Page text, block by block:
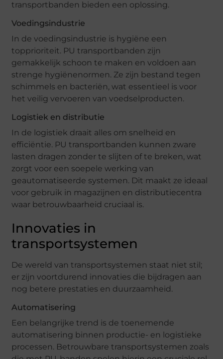
transportbanden bieden een oplossing.
Voedingsindustrie
In de voedingsindustrie is hygiëne een
topprioriteit. PU transportbanden zijn
gemakkelijk schoon te maken en voldoen aan
strenge hygiënenormen. Ze zijn bestand tegen
schimmels en bacteriën, wat essentieel is voor
het veilig vervoeren van voedselproducten.
Logistiek en distributie
In de logistiek draait alles om snelheid en
efficiëntie. PU transportbanden kunnen zware
lasten dragen zonder te slijten of te breken, wat
zorgt voor een soepele werking van
geautomatiseerde systemen. Dit maakt ze ideaal
voor gebruik in magazijnen en distributiecentra
waar betrouwbaarheid cruciaal is.
Innovaties in
transportsystemen
De wereld van transportsystemen staat niet stil;
er zijn voortdurend innovaties die bijdragen aan
nog betere prestaties en duurzaamheid.
Automatisering
Een belangrijke trend is de toenemende
automatisering binnen productie- en logistieke
processen. Betrouwbare transportsystemen zoals